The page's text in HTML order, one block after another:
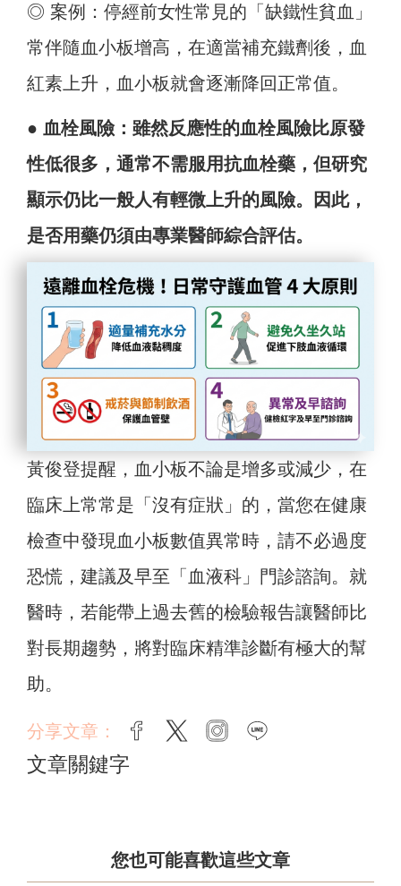
◎ 案例：停經前女性常見的「缺鐵性貧血」
常伴隨血小板增高，在適當補充鐵劑後，血
紅素上升，血小板就會逐漸降回正常值。
● 血栓風險：雖然反應性的血栓風險比原發
性低很多，通常不需服用抗血栓藥，但研究
顯示仍比一般人有輕微上升的風險。因此，
是否用藥仍須由專業醫師綜合評估。
黃俊登提醒，血小板不論是增多或減少，在
臨床上常常是「沒有症狀」的，當您在健康
檢查中發現血小板數值異常時，請不必過度
恐慌，建議及早至「血液科」門診諮詢。就
醫時，若能帶上過去舊的檢驗報告讓醫師比
對長期趨勢，將對臨床精準診斷有極大的幫
助。
分享文章： facebook
twitter instagram
文章關鍵字
您也可能喜歡這些文章